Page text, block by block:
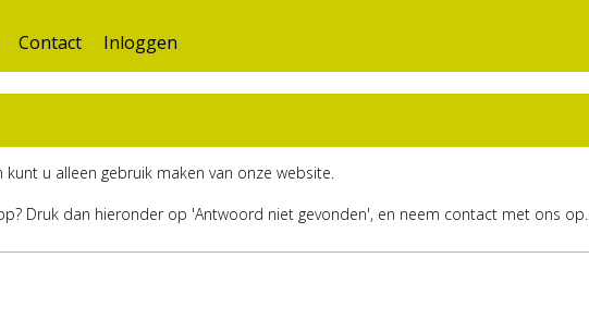
Contact Inloggen
u alleen gebruik maken van onze website.
Druk dan hieronder op 'Antwoord niet gevonden', en neem contact met ons op.